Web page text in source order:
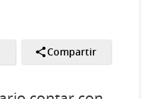
Compartir